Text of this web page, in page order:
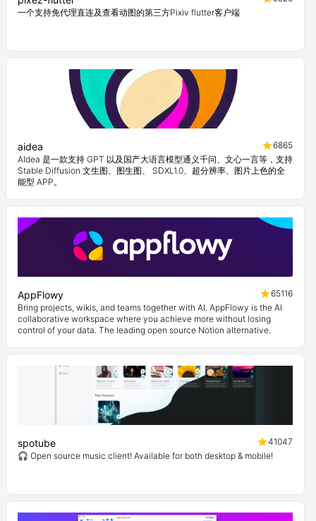
一个支持免代理直连及查看动图的第三方Pixiv flutter客户端
aidea
6865
AIdea 是一款支持 GPT 以及国产大语言模型通义千问、文心一言等，支持
Stable Diffusion 文生图、图生图、 SDXL1.0、超分辨率、图片上色的全
能型 APP。
AppFlowy
65116
Bring projects, wikis, and teams together with AI. AppFlowy is the AI
collaborative workspace where you achieve more without losing
control of your data. The leading open source Notion alternative.
spotube
41047
🎧 Open source music client! Available for both desktop & mobile!